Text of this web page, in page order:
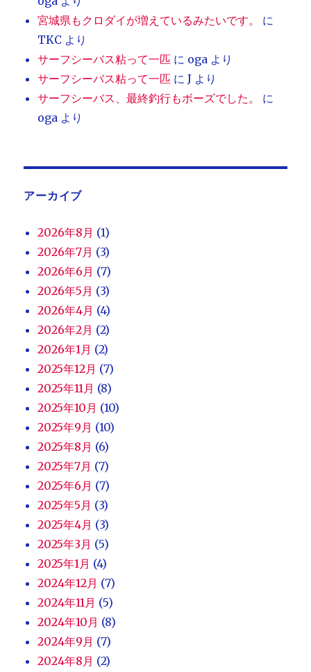
宮城県もクロダイが増えているみたいです。
に
TKC より
サーフシーバス粘って一匹 に oga より
サーフシーバス粘って一匹 にJ より
サーフシーバス、最終釣行もボーズでした。
に
oga より
アーカイブ
2026年8月 (1)
2026年7月 (3)
2026年6月 (7)
2026年5月 (3)
2026年4月 (4)
2026年2月 (2)
2026年1月 (2)
2025年12月 (7)
2025年11月 (8)
2025年10月 (10)
2025年9月 (10)
2025年8月 (6)
2025年7月 (7)
2025年6月 (7)
2025年5月 (3)
2025年4月 (3)
2025年3月 (5)
2025年1月 (4)
2024年12月 (7)
2024年11月 (5)
2024年10月 (8)
2024年9月 (7)
2024年8月 (2)